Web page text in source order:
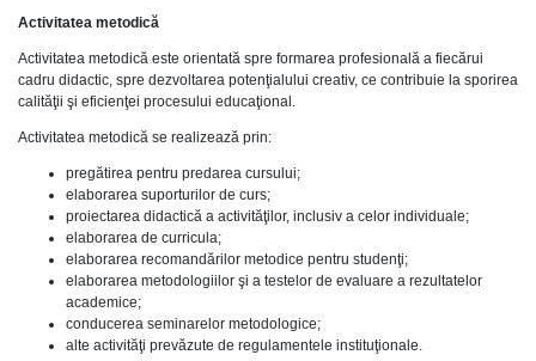
Activitatea metodică
Activitatea metodică este orientată spre formarea profesională a fiecărui
cadru didactic, spre dezvoltarea potenţialului creativ, ce contribuie la sporirea
calităţii şi eficienţei procesului educaţional.
Activitatea metodică se realizează prin:
pregătirea pentru predarea cursului;
elaborarea suporturilor de curs;
proiectarea didactică a activităţilor, inclusiv a celor individuale;
elaborarea de curricula;
elaborarea recomandărilor metodice pentru studenţi;
elaborarea metodologiilor şi a testelor de evaluare a rezultatelor
academice;
conducerea seminarelor metodologice;
alte activităţi prevăzute de regulamentele instituţionale.